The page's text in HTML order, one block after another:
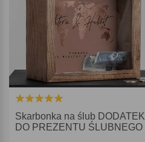
Skarbonka na ślub DODATEK
DO PREZENTU ŚLUBNEGO